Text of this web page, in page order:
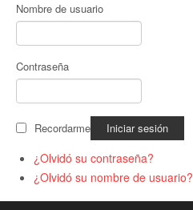
Nombre de usuario
Contraseña
Recordarme
¿Olvidó su contraseña?
¿Olvidó su nombre de usuario?